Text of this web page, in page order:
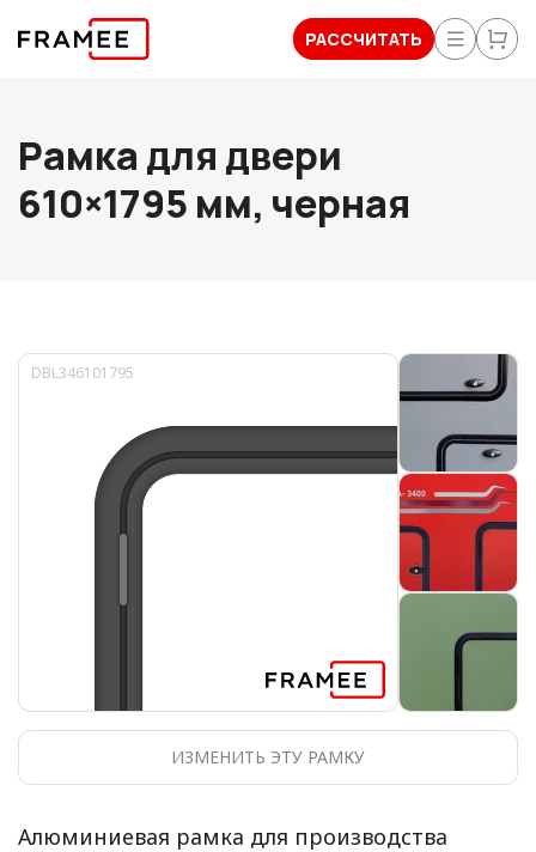
РАССЧИТАТЬ
Рамка для двери
610×1795 мм, черная
DBL346101795
ИЗМЕНИТЬ ЭТУ РАМКУ
Алюминиевая рамка для производства